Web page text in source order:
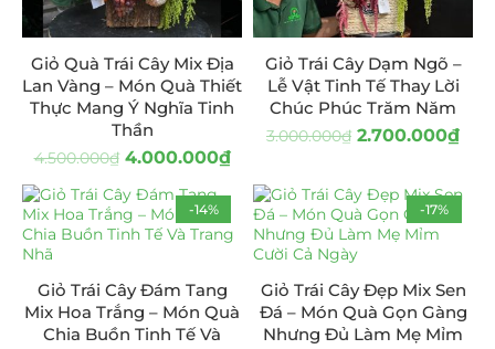
Giỏ Quà Trái Cây Mix Địa
Lan Vàng – Món Quà Thiết
Thực Mang Ý Nghĩa Tinh
Thần
4.500.000₫ 4.000.000₫
Giỏ Trái Cây Dạm Ngõ –
Lễ Vật Tinh Tế Thay Lời
Chúc Phúc Trăm Năm
3.000.000₫ 2.700.000₫
-14%
Giỏ Trái Cây Đám Tang
Mix Hoa Trắng – Món Quà
Chia Buồn Tinh Tế Và
-17%
Giỏ Trái Cây Đẹp Mix Sen
Đá – Món Quà Gọn Gàng
Nhưng Đủ Làm Mẹ Mỉm